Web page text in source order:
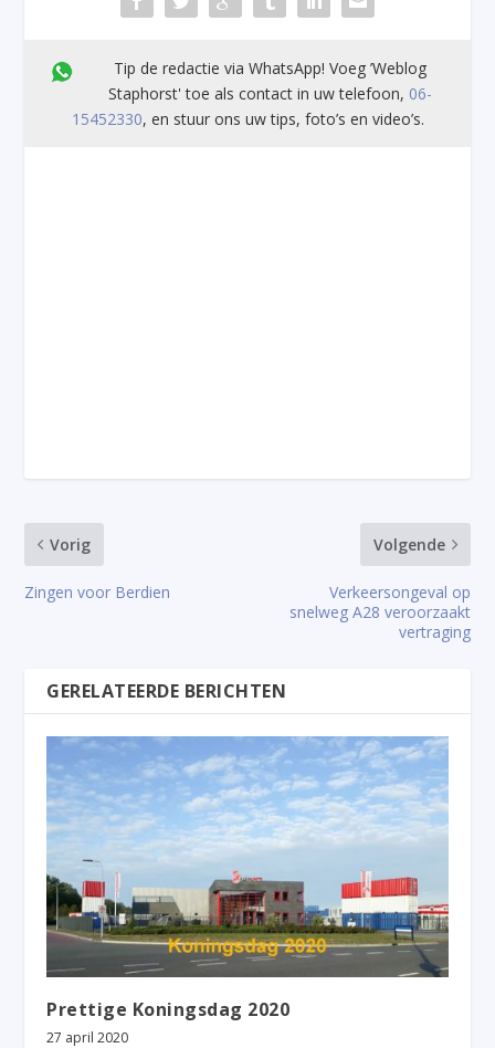
Tip de redactie via WhatsApp! Voeg ’Weblog
Staphorst' toe als contact in uw telefoon, 06-
15452330, en stuur ons uw tips, foto’s en video’s.
Vorig
Zingen voor Berdien
Volgende
Verkeersongeval op
snelweg A28 veroorzaakt
vertraging
GERELATEERDE BERICHTEN
Prettige Koningsdag 2020
27 april 2020